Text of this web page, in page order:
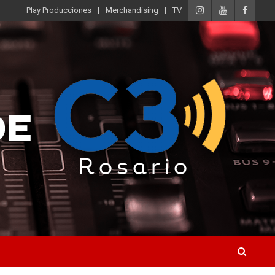
Play Producciones Merchandising TV